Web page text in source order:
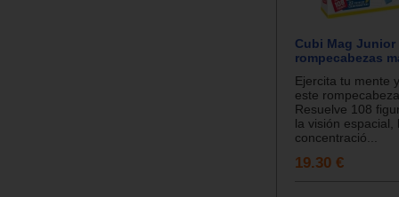
Cubi Mag Junior
rompecabezas
Ejercita tu mente
este
Resuelve 108
la visión espacial,
concentració...
19.30 €